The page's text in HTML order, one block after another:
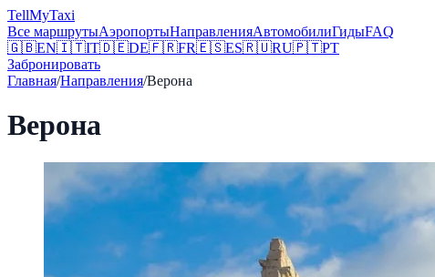
TellMyTaxi
Все маршрутыАэропортыНаправленияАвтомобилиГидыFAQ
🇬🇧EN🇮🇹IT🇩🇪DE🇫🇷FR🇪🇸ES🇷🇺RU🇵🇹PT
Забронировать
Главная/Направления/Верона
Верона